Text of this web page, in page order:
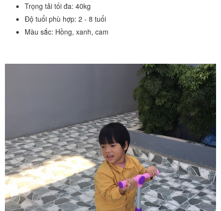
Trọng tải tối đa: 40kg
Độ tuổi phù hợp: 2 - 8 tuổi
Màu sắc: Hồng, xanh, cam